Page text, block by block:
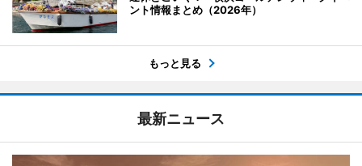
ント情報まとめ（2026年）
もっと見る
最新ニュース